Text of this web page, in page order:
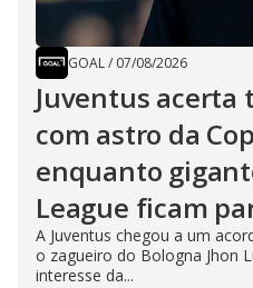
GOAL/ 07/08/2026
Juventus acerta
com astro da
enquanto
League ficam
A Juventus chegou a um
o zagueiro do Bologna Jhon
interesse da...